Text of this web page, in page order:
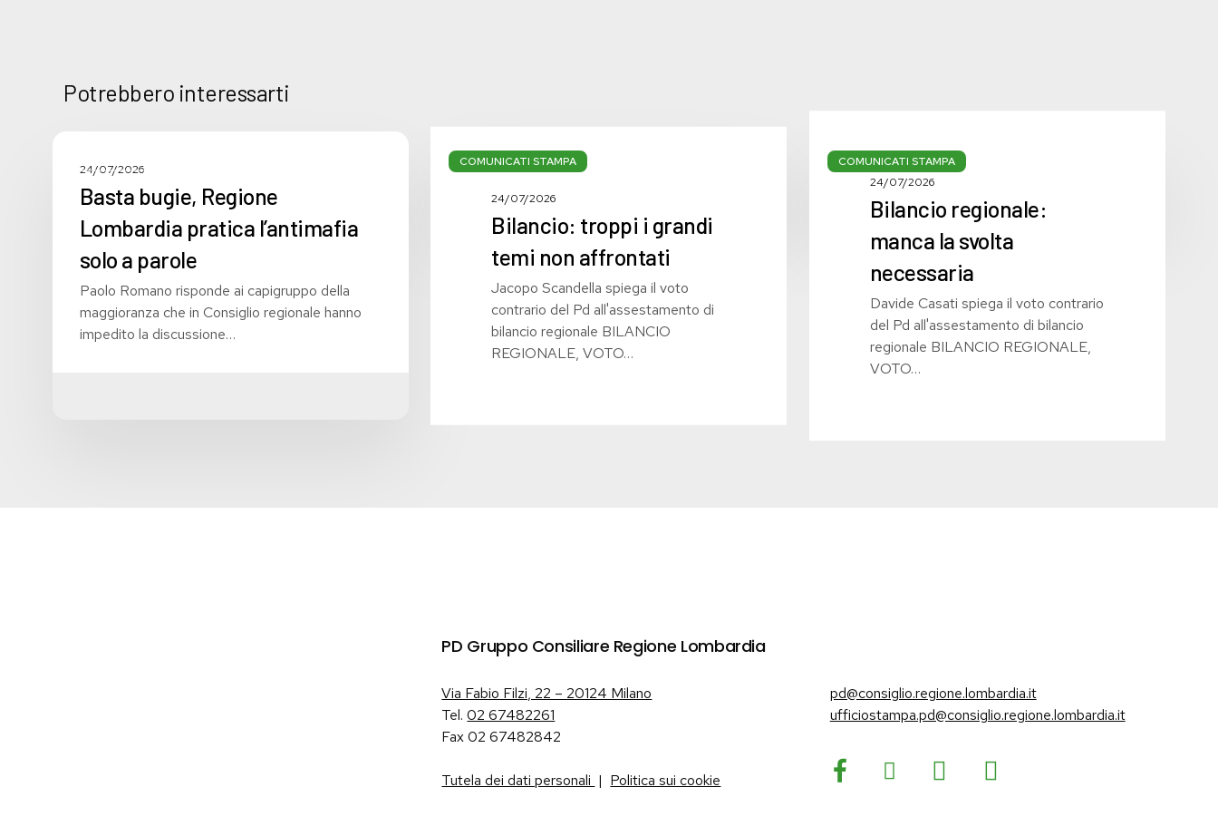
Potrebbero interessarti
bugie,
Regione
Lombardia
pratica
l’antimafia
parole
24/07/2026
Basta bugie, Regione
Lombardia pratica l’antimafia
solo a parole
Paolo Romano risponde ai capigruppo della
maggioranza che in Consiglio regionale hanno
impedito la discussione…
COMUNICATI STAMPAtroppi
temi
non
affrontati
24/07/2026
Bilancio: troppi i grandi
temi non affrontati
Jacopo Scandella spiega il voto
contrario del Pd all'assestamento di
bilancio regionale BILANCIO
REGIONALE, VOTO…
COMUNICATI STAMPAregionale:
la
svolta
necessaria
24/07/2026
Bilancio regionale:
manca la svolta
necessaria
Davide Casati spiega il voto contrario
del Pd all'assestamento di bilancio
regionale BILANCIO REGIONALE,
VOTO…
PD Gruppo Consiliare Regione Lombardia
Via Fabio Filzi, 22 – 20124 Milano
Tel.02 67482261
Fax 02 67482842
Tutela dei dati personali | Politica sui cookie
pd@consiglio.regione.lombardia.it
ufficiostampa.pd@consiglio.regione.lombardia.it